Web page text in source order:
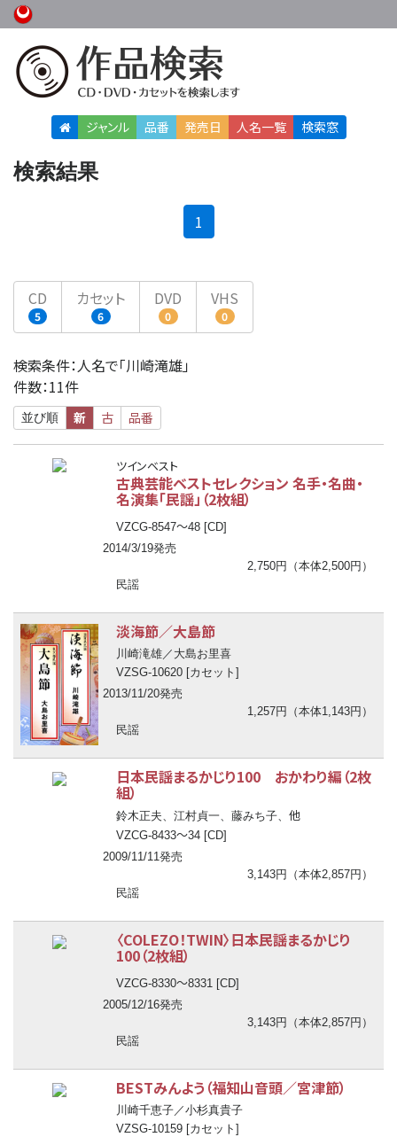
ジャンル 品番 発売日 人名一覧 検索窓
検索結果
1
CD
5
カセット
6
DVD
0
VHS
0
検索条件：人名で「川崎滝雄」
件数：11件
並び順 新 古 品番
ツインベスト
古典芸能ベストセレクション 名手・名曲・
名演集「民謡」（2枚組）
VZCG-8547〜48 [CD]
2014/3/19発売
2,750円（本体2,500円）
民謡
淡海節／大島節
川崎滝雄／大島お里喜
VZSG-10620 [カセット]
2013/11/20発売
1,257円（本体1,143円）
民謡
日本民謡まるかじり100 おかわり編（2枚
組）
鈴木正夫、江村貞一、藤みち子、 他
VZCG-8433〜34 [CD]
2009/11/11発売
3,143円（本体2,857円）
民謡
〈COLEZO！TWIN〉日本民謡まるかじり
100（2枚組）
VZCG-8330〜8331 [CD]
2005/12/16発売
3,143円（本体2,857円）
民謡
BESTみんよう（福知山音頭／宮津節）
川崎千恵子／小杉真貴子
VZSG-10159 [カセット]